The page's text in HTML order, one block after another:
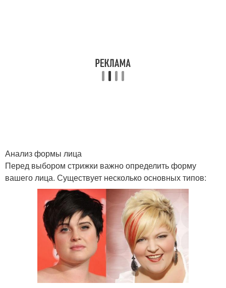
Волос к короткой
стрижке
Лицо для тонких волос
Анализ формы лица
Перед выбором стрижки важно определить форму
вашего лица. Существует несколько основных типов: